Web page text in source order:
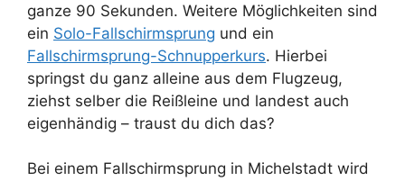
ganze 90 Sekunden. Weitere Möglichkeiten sind
ein Solo-Fallschirmsprung und ein
Fallschirmsprung-Schnupperkurs. Hierbei
springst du ganz alleine aus dem Flugzeug,
ziehst selber die Reißleine und landest auch
eigenhändig – traust du dich das?
Bei einem Fallschirmsprung in Michelstadt wird